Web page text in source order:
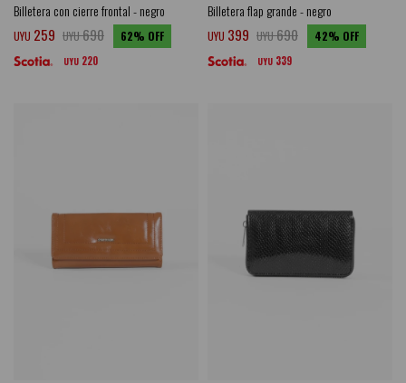
Billetera con cierre frontal - negro
UYU 259 UYU690 62
UYU 220
Billetera flap grande - negro
UYU 399 UYU690 42
UYU 339